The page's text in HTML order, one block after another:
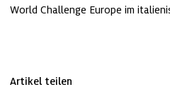
World Challenge Europe im
Artikel teilen